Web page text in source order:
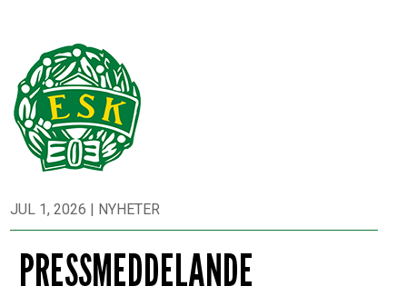
JUL 1, 2026 | NYHETER
PRESSMEDDELANDE